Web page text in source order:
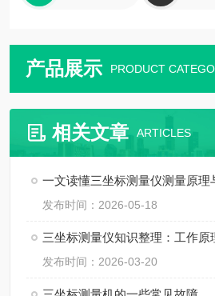
产品展示 PRODUCT
相关文章 ARTICLES
一文读懂三坐标测量仪测量原理
发布时间：2026-05-18
发布时间：2026-03-20